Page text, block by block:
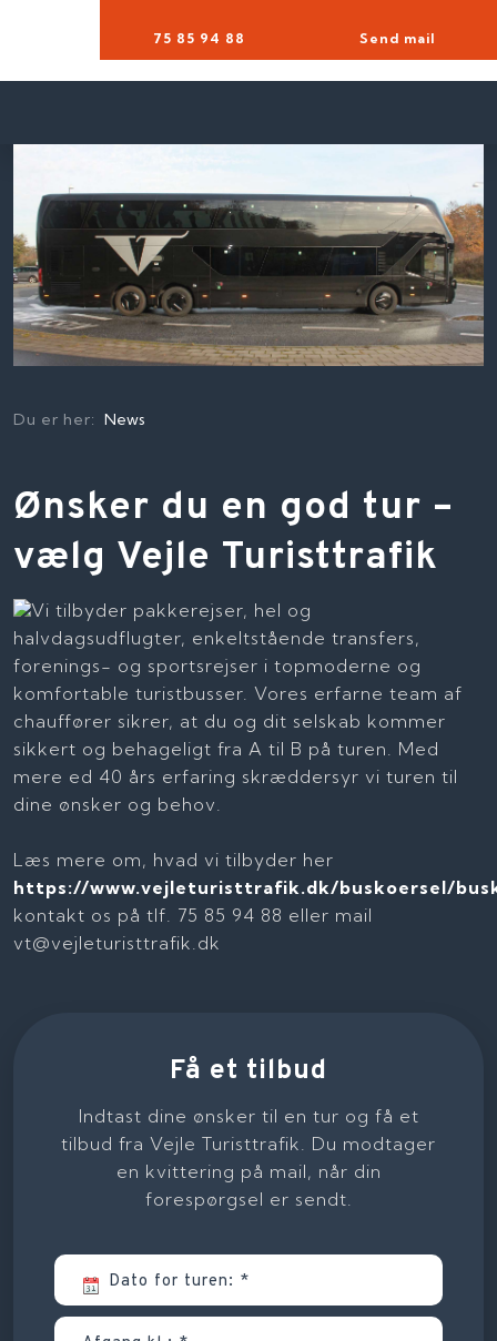
75 85 94 88​ Send mail
Du er her:News
​Ønsker du en god tur –
vælg Vejle Turisttrafik
Vi tilbyder pakkerejser, hel og
halvdagsudflugter, enkeltstående transfers,
forenings- og sportsrejser i topmoderne og
komfortable turistbusser. Vores erfarne team af
chauffører sikrer, at du og dit selskab kommer
sikkert og behageligt fra A til B på turen. Med
mere ed 40 års erfaring skræddersyr vi turen til
dine ønsker og behov.
​Læs mere om, hvad vi tilbyder her
https://www.vejleturisttrafik.dk/buskoersel/
kontakt os på tlf. 75 85 94 88 eller mail
vt@vejleturisttrafik.dk
Få et tilbud
Indtast dine ønsker til en tur og få et
tilbud fra Vejle Turisttrafik. Du modtager
en kvittering på mail, når din
forespørgsel er sendt.​